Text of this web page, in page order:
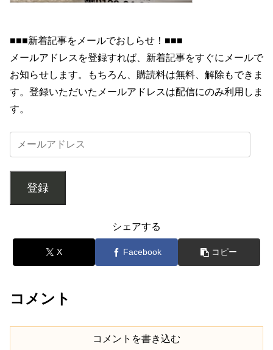
■■■新着記事をメールでおしらせ！■■■
メールアドレスを登録すれば、新着記事をすぐにメールで
お知らせします。もちろん、購読料は無料、解除もできま
す。登録いただいたメールアドレスは配信にのみ利用しま
す。
登録
シェアする
X Facebook コピー
コメント
コメントを書き込む